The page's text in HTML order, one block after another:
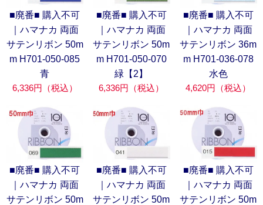
■廃番■ 購入不可
｜ハマナカ 両面
サテンリボン 50m
m H701-050-085
青
6,336円（税込）
■廃番■ 購入不可
｜ハマナカ 両面
サテンリボン 50m
m H701-050-070
緑【2】
6,336円（税込）
■廃番■ 購入不可
｜ハマナカ 両面
サテンリボン 36m
m H701-036-078
水色
4,620円（税込）
■廃番■ 購入不可
｜ハマナカ 両面
サテンリボン 50m
■廃番■ 購入不可
｜ハマナカ 両面
サテンリボン 50m
■廃番■ 購入不可
｜ハマナカ 両面
サテンリボン 50m